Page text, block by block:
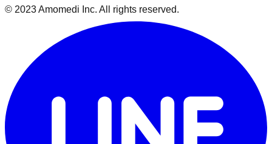
© 2023 Amomedi Inc. All rights reserved.